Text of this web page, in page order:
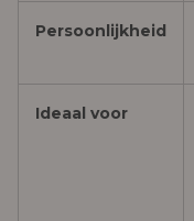
Persoonlijkheid
Ideaal voor